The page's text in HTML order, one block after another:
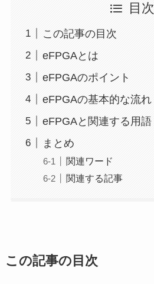
目次
この記事の目次
eFPGAとは
eFPGAのポイント
eFPGAの基本的な流れ
eFPGAと関連する用語
まとめ
関連ワード
関連する記事
この記事の目次